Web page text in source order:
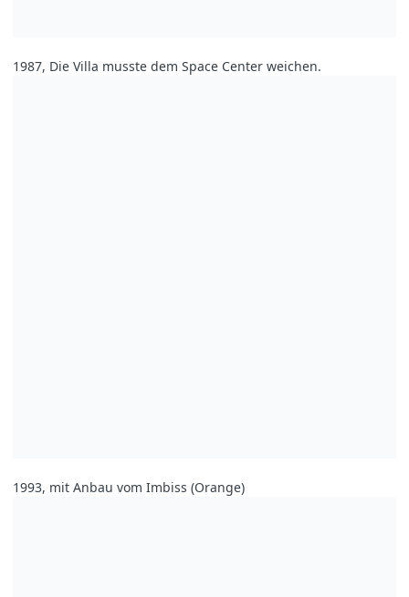
1987, Die Villa musste dem Space Center weichen.
1993, mit Anbau vom Imbiss (Orange)